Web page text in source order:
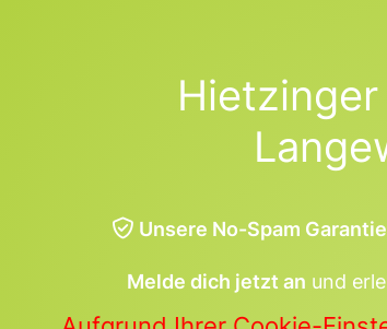
Unsere No-Spam Garantie
Melde dich jetzt an und